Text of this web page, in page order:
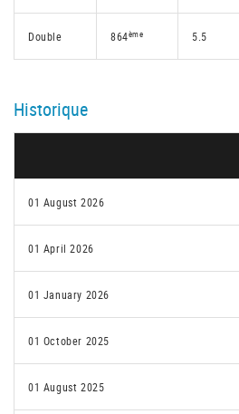
Double 864ème 5.5
Historique
01 August 2026
01 April 2026
01 January 2026
01 October 2025
01 August 2025